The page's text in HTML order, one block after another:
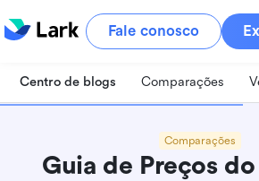
Fale conosco
Centro de blogs Comparações
Comparações
Guia de Preços